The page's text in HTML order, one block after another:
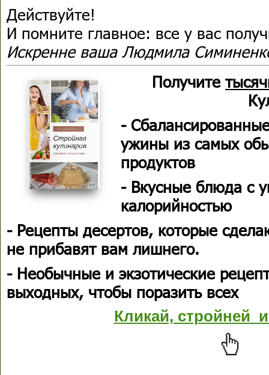
Действуйте!
И помните главное: все у вас
Искренне ваша Людмила
Получите
-
ужины из самых
продуктов
- Вкусные блюда с
калорийностью
- Рецепты десертов, которые
не прибавят вам лишнего.
- Необычные и экзотические
выходных, чтобы поразить всех
Кликай, стройней